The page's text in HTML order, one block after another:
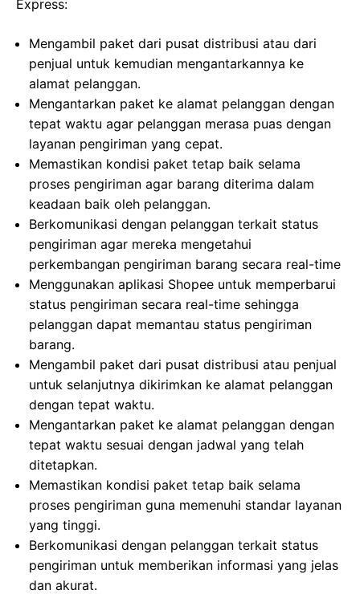
Express:
Mengambil paket dari pusat distribusi atau dari
penjual untuk kemudian mengantarkannya ke
alamat pelanggan.
Mengantarkan paket ke alamat pelanggan dengan
tepat waktu agar pelanggan merasa puas dengan
layanan pengiriman yang cepat.
Memastikan kondisi paket tetap baik selama
proses pengiriman agar barang diterima dalam
keadaan baik oleh pelanggan.
Berkomunikasi dengan pelanggan terkait status
pengiriman agar mereka mengetahui
perkembangan pengiriman barang secara real-time
Menggunakan aplikasi Shopee untuk memperbarui
status pengiriman secara real-time sehingga
pelanggan dapat memantau status pengiriman
barang.
Mengambil paket dari pusat distribusi atau penjual
untuk selanjutnya dikirimkan ke alamat pelanggan
dengan tepat waktu.
Mengantarkan paket ke alamat pelanggan dengan
tepat waktu sesuai dengan jadwal yang telah
ditetapkan.
Memastikan kondisi paket tetap baik selama
proses pengiriman guna memenuhi standar layanan
yang tinggi.
Berkomunikasi dengan pelanggan terkait status
pengiriman untuk memberikan informasi yang jelas
dan akurat.